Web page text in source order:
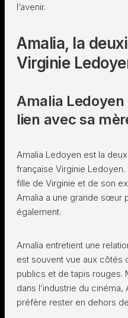
l’avenir.
Amalia, la
Virginie
Amalia
lien avec sa
Amalia Ledoyen est la
française Virginie Ledoyen.
fille de Virginie et de son
Amalia a une grande sœur
également.
Amalia entretient une
est souvent vue aux côtés
publics et de tapis rouges.
dans l’industrie du
préfère rester en dehors